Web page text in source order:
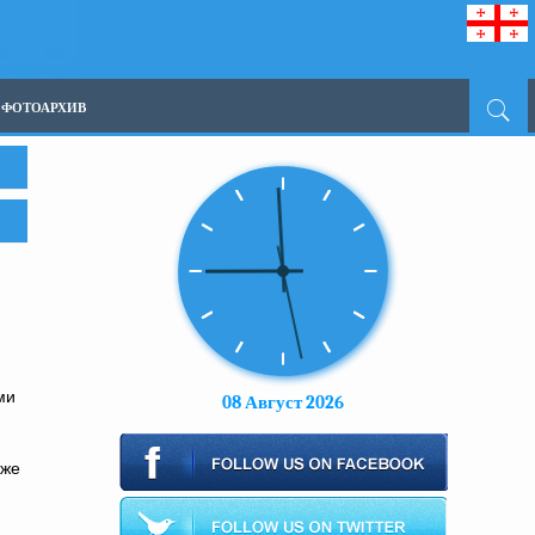
ФОТОАРХИВ
08 Август 2026